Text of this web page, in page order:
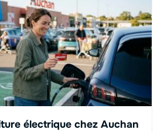
électrique chez Auchan